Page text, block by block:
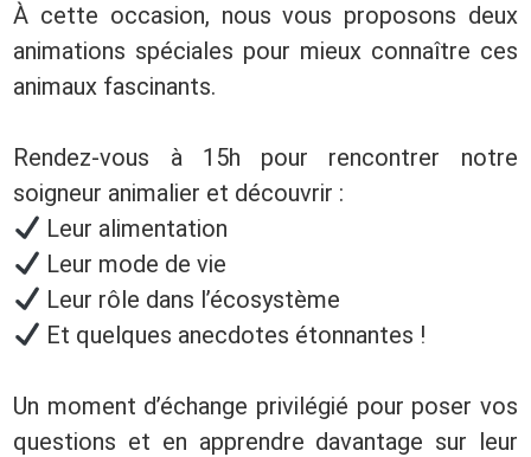
À cette occasion, nous vous proposons deux
animations spéciales pour mieux connaître ces
animaux fascinants.
Rendez-vous à 15h pour rencontrer notre
soigneur animalier et découvrir :
Leur alimentation
Leur mode de vie
Leur rôle dans l’écosystème
Et quelques anecdotes étonnantes !
Un moment d’échange privilégié pour poser vos
questions et en apprendre davantage sur leur